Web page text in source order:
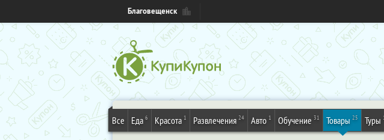
Благовещенск
Все Еда 6 Красота 1 Развлечения 24 Авто 1 Обучение 31 Товары 25 Туры